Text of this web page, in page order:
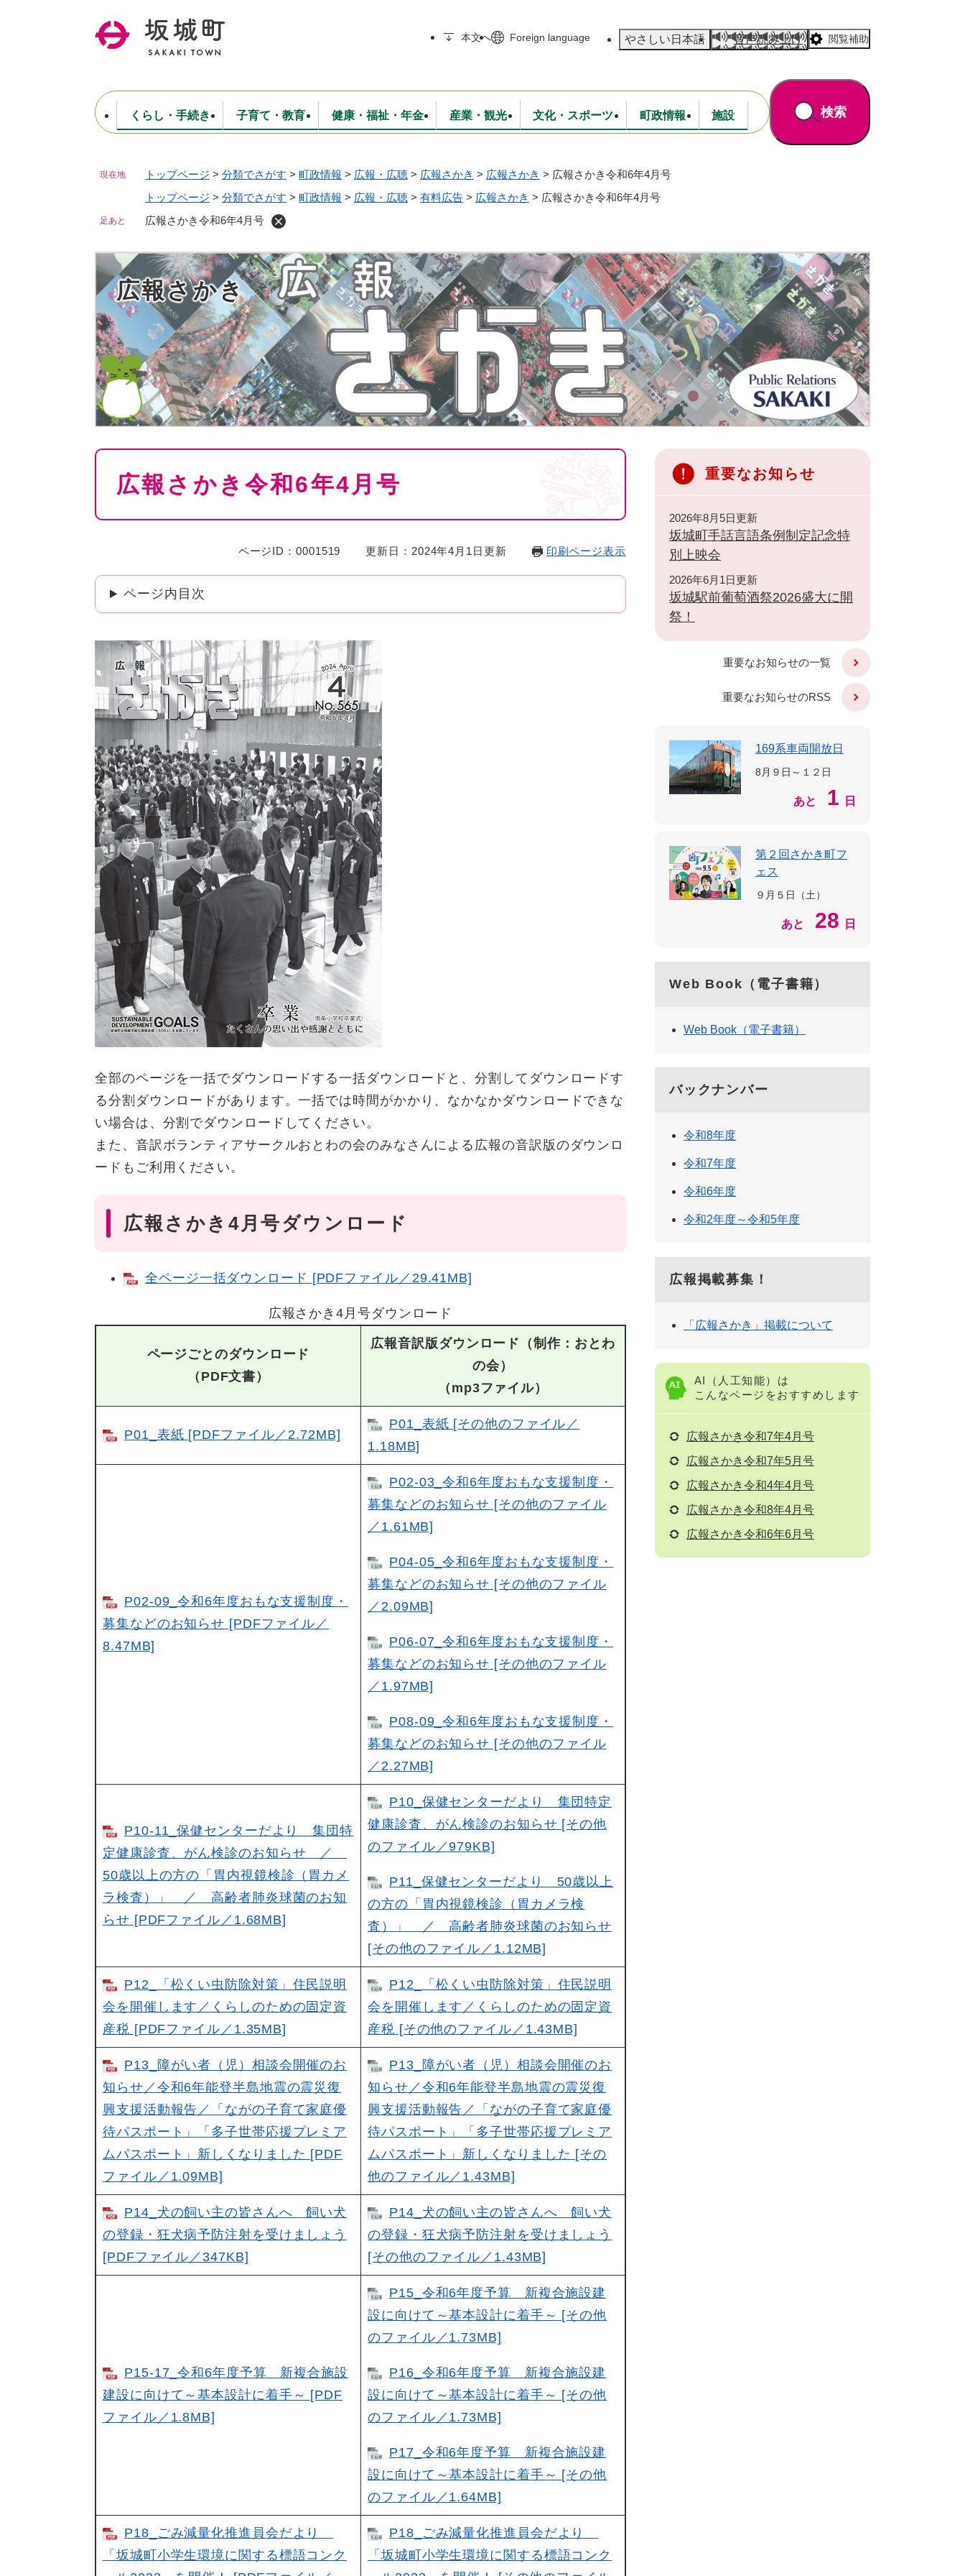
本文へ Foreign language やさしい日本語 音声読み上げ 閲覧補助
くらし・手続き
住民票・戸籍・証明 防災・行政無線 消防・救急 生活環境
道路・公園
税金
ごみ・環境・衛生 上下水道 地域コミュニティ
子育て・教育
妊娠・出産・子育て 保育 学校・教育
健康・福祉・年金
健康・医療 福祉 保険・年金
産業・観光
商工業 農林業 入札・契約 観光・特産
文化・スポーツ
生涯学習・スポーツ 文化
町政情報
ようこそ町長室へ 坂城町について 統計情報 広報・広聴
財政
人事・採用・職員
選挙 行政
施設
公共施設
検索
現在地 トップページ > 分類でさがす > 町政情報 > 広報・広聴 > 広報さかき > 広報さかき > 広報さかき令和6年4月号
トップページ > 分類でさがす > 町政情報 > 広報・広聴 > 有料広告 > 広報さかき > 広報さかき令和6年4月号
足あと 広報さかき令和6年4月号
広報さかき
本
広報さかき令和6年4月号
ページID：0001519 更新日：2024年4月1日更新 印刷ページ表示
ページ内目次
全部のページを一括でダウンロードする一括ダウンロードと、分割してダウンロードす
る分割ダウンロードがあります。一括では時間がかかり、なかなかダウンロードできな
い場合は、分割でダウンロードしてください。
また、音訳ボランティアサークルおとわの会のみなさんによる広報の音訳版のダウンロ
ードもご利用ください。
広報さかき4月号ダウンロード
全ページ一括ダウンロード [PDFファイル／29.41MB]
広報さかき4月号ダウンロード
ページごとのダウンロード
（PDF文書）
広報音訳版ダウンロード（制作：おとわ
の会）
（mp3ファイル）
P01_表紙 [PDFファイル／2.72MB]
P01_表紙 [その他のファイル／
1.18MB]
P02-09_令和6年度おもな支援制度・
募集などのお知らせ [PDFファイル／
8.47MB]
P02-03_令和6年度おもな支援制度・
募集などのお知らせ [その他のファイル
／1.61MB]
P04-05_令和6年度おもな支援制度・
募集などのお知らせ [その他のファイル
／2.09MB]
P06-07_令和6年度おもな支援制度・
募集などのお知らせ [その他のファイル
／1.97MB]
P08-09_令和6年度おもな支援制度・
募集などのお知らせ [その他のファイル
／2.27MB]
P10-11_保健センターだより 集団特
定健康診査、がん検診のお知らせ ／
50歳以上の方の「胃内視鏡検診（胃カメ
ラ検査）」 ／ 高齢者肺炎球菌のお知
らせ [PDFファイル／1.68MB]
P10_保健センターだより 集団特定
健康診査、がん検診のお知らせ [その他
のファイル／979KB]
P11_保健センターだより 50歳以上
の方の「胃内視鏡検診（胃カメラ検
査）」 ／ 高齢者肺炎球菌のお知らせ
[その他のファイル／1.12MB]
P12_「松くい虫防除対策」住民説明
会を開催します／くらしのための固定資
産税 [PDFファイル／1.35MB]
P12_「松くい虫防除対策」住民説明
会を開催します／くらしのための固定資
産税 [その他のファイル／1.43MB]
P13_障がい者（児）相談会開催のお
知らせ／令和6年能登半島地震の震災復
興支援活動報告／「ながの子育て家庭優
待パスポート」「多子世帯応援プレミア
ムパスポート」新しくなりました [PDF
ファイル／1.09MB]
P13_障がい者（児）相談会開催のお
知らせ／令和6年能登半島地震の震災復
興支援活動報告／「ながの子育て家庭優
待パスポート」「多子世帯応援プレミア
ムパスポート」新しくなりました [その
他のファイル／1.43MB]
P14_犬の飼い主の皆さんへ 飼い犬
の登録・狂犬病予防注射を受けましょう
[PDFファイル／347KB]
P14_犬の飼い主の皆さんへ 飼い犬
の登録・狂犬病予防注射を受けましょう
[その他のファイル／1.43MB]
P15-17_令和6年度予算 新複合施設
建設に向けて～基本設計に着手～ [PDF
ファイル／1.8MB]
P15_令和6年度予算 新複合施設建
設に向けて～基本設計に着手～ [その他
のファイル／1.73MB]
P16_令和6年度予算 新複合施設建
設に向けて～基本設計に着手～ [その他
のファイル／1.73MB]
P17_令和6年度予算 新複合施設建
設に向けて～基本設計に着手～ [その他
のファイル／1.64MB]
P18_ごみ減量化推進員会だより
「坂城町小学生環境に関する標語コンク
P18_ごみ減量化推進員会だより
「坂城町小学生環境に関する標語コンク
重要なお知らせ
2026年8月5日更新
坂城町手話言語条例制定記念特
別上映会
2026年6月1日更新
坂城駅前葡萄酒祭2026盛大に開
祭！
重要なお知らせの一覧
重要なお知らせのRSS
169系車両開放日
8月９日～１２日
あと 1 日
第２回さかき町フ
ェス
９月５日（土）
あと 28 日
Web Book（電子書籍）
Web Book（電子書籍）
バックナンバー
令和8年度
令和7年度
令和6年度
令和2年度～令和5年度
広報掲載募集！
「広報さかき」掲載について
AI（人工知能）は
こんなページをおすすめします
広報さかき令和7年4月号
広報さかき令和7年5月号
広報さかき令和4年4月号
広報さかき令和8年4月号
広報さかき令和6年6月号